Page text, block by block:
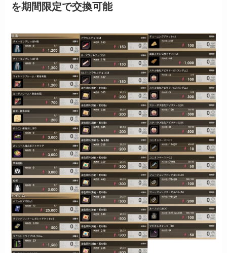
を期間限定で交換可能